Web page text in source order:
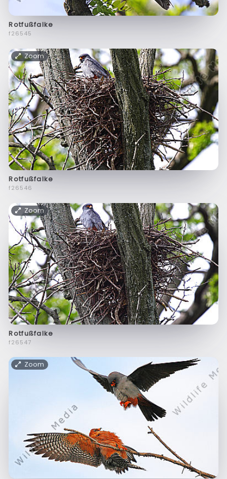
Rotfußfalke
f26545
Zoom
Rotfußfalke
f26546
Zoom
Rotfußfalke
f26547
Zoom